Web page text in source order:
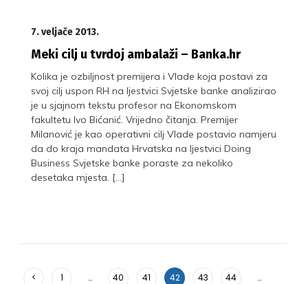
7. veljače 2013.
Meki cilj u tvrdoj ambalaži – Banka.hr
Kolika je ozbiljnost premijera i Vlade koja postavi za
svoj cilj uspon RH na ljestvici Svjetske banke analizirao
je u sjajnom tekstu profesor na Ekonomskom
fakultetu Ivo Bićanić. Vrijedno čitanja. Premijer
Milanović je kao operativni cilj Vlade postavio namjeru
da do kraja mandata Hrvatska na ljestvici Doing
Business Svjetske banke poraste za nekoliko
desetaka mjesta. […]
< 1 … 40 41 42 43 44 …